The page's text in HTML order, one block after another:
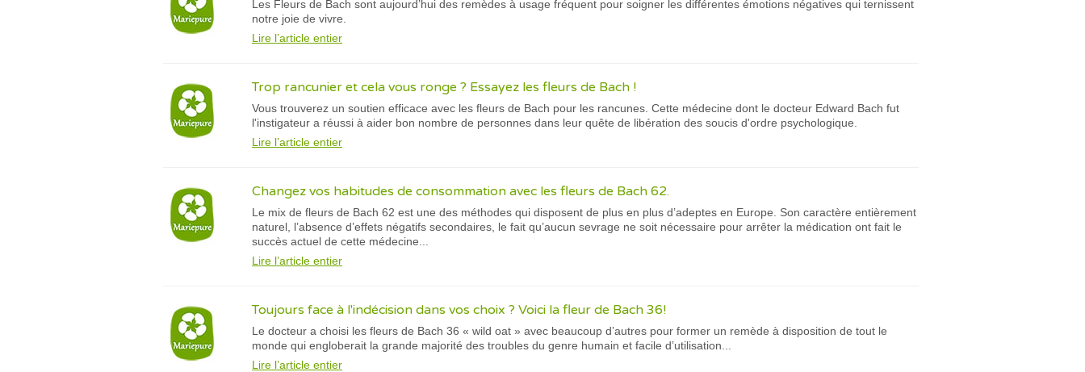
Les Fleurs de Bach sont aujourd’hui des remèdes à usage fréquent pour soigner les différentes émotions négatives qui ternissent
notre joie de vivre.
Lire l’article entier
Trop rancunier et cela vous ronge ? Essayez les fleurs de Bach !
Vous trouverez un soutien efficace avec les fleurs de Bach pour les rancunes. Cette médecine dont le docteur Edward Bach fut
l'instigateur a réussi à aider bon nombre de personnes dans leur quête de libération des soucis d'ordre psychologique.
Lire l’article entier
Changez vos habitudes de consommation avec les fleurs de Bach 62.
Le mix de fleurs de Bach 62 est une des méthodes qui disposent de plus en plus d’adeptes en Europe. Son caractère entièrement
naturel, l’absence d’effets négatifs secondaires, le fait qu’aucun sevrage ne soit nécessaire pour arrêter la médication ont fait le
succès actuel de cette médecine...
Lire l’article entier
Toujours face à l'indécision dans vos choix ? Voici la fleur de Bach 36!
Le docteur a choisi les fleurs de Bach 36 « wild oat » avec beaucoup d’autres pour former un remède à disposition de tout le
monde qui engloberait la grande majorité des troubles du genre humain et facile d’utilisation...
Lire l’article entier